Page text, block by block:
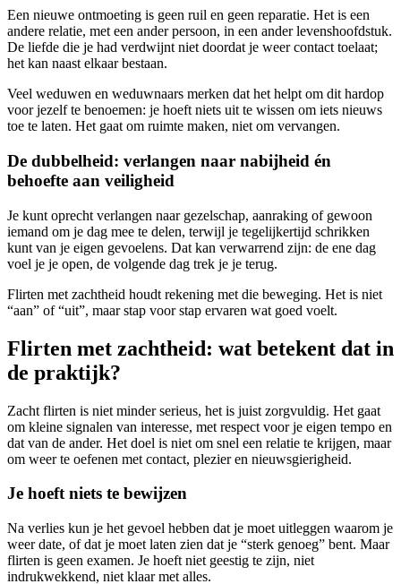
Een nieuwe ontmoeting is geen ruil en geen reparatie. Het is een
andere relatie, met een ander persoon, in een ander levenshoofdstuk.
De liefde die je had verdwijnt niet doordat je weer contact toelaat;
het kan naast elkaar bestaan.
Veel weduwen en weduwnaars merken dat het helpt om dit hardop
voor jezelf te benoemen: je hoeft niets uit te wissen om iets nieuws
toe te laten. Het gaat om ruimte maken, niet om vervangen.
De dubbelheid: verlangen naar nabijheid én
behoefte aan veiligheid
Je kunt oprecht verlangen naar gezelschap, aanraking of gewoon
iemand om je dag mee te delen, terwijl je tegelijkertijd schrikken
kunt van je eigen gevoelens. Dat kan verwarrend zijn: de ene dag
voel je je open, de volgende dag trek je je terug.
Flirten met zachtheid houdt rekening met die beweging. Het is niet
“aan” of “uit”, maar stap voor stap ervaren wat goed voelt.
Flirten met zachtheid: wat betekent dat in
de praktijk?
Zacht flirten is niet minder serieus, het is juist zorgvuldig. Het gaat
om kleine signalen van interesse, met respect voor je eigen tempo en
dat van de ander. Het doel is niet om snel een relatie te krijgen, maar
om weer te oefenen met contact, plezier en nieuwsgierigheid.
Je hoeft niets te bewijzen
Na verlies kun je het gevoel hebben dat je moet uitleggen waarom je
weer date, of dat je moet laten zien dat je “sterk genoeg” bent. Maar
flirten is geen examen. Je hoeft niet geestig te zijn, niet
indrukwekkend, niet klaar met alles.